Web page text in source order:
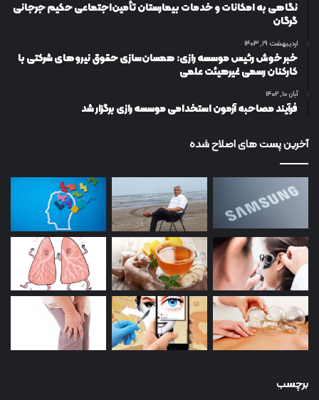
نگاهی به امکانات و خدمات بیمارستان تأمین‌اجتماعی حکیم جرجانی
گرگان
اردیبهشت ۱۹, ۱۴۰۳
خبر خوش رئیس موسسه رازی: همسان‌سازی حقوق نیروهای شرکتی با
کارکنان رسمی غیرهیئت علمی
آبان ۱۰, ۱۴۰۲
فرآیند مصاحبه آزمون استخدامی موسسه رازی برگزار شد
آخرین پست های اصلاح شده
برچسب